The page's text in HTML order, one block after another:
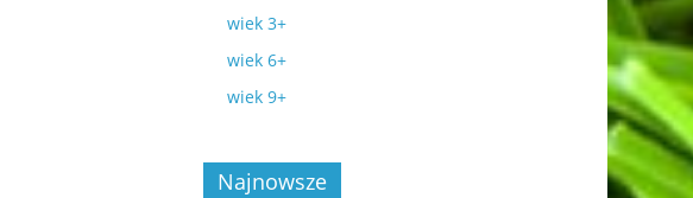
wiek 3+
wiek 6+
wiek 9+
Najnowsze